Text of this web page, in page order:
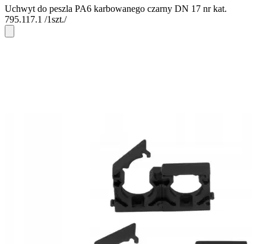
Uchwyt do peszla PA6 karbowanego czarny DN 17 nr kat.
795.117.1 /1szt./